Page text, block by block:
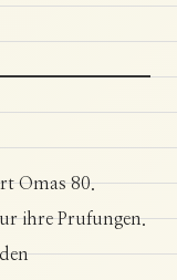
Omas 80.
ihre Prufungen.